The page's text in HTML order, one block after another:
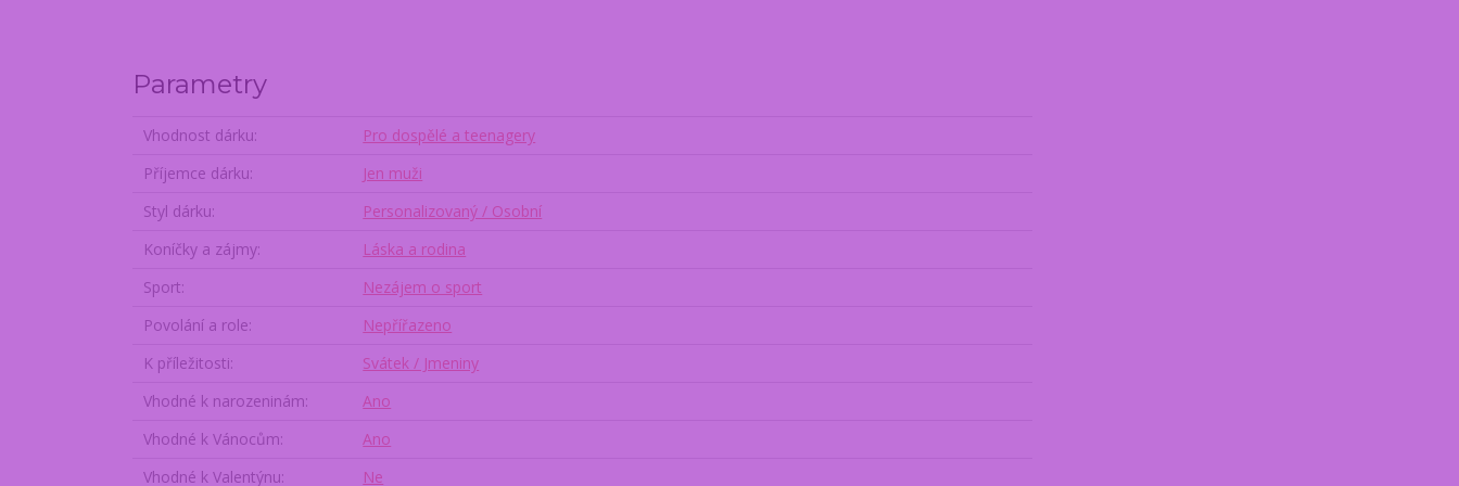
Parametry
Vhodnost dárku
Pro dospělé a teenagery
Příjemce dárku
Jen muži
Styl dárku
Personalizovaný / Osobní
Koníčky a zájmy
Láska a rodina
Sport
Nezájem o sport
Povolání a role
Nepřířazeno
K příležitosti
Svátek / Jmeniny
Vhodné k narozeninám
Ano
Vhodné k Vánocům
Ano
Vhodné k Valentýnu
Ne